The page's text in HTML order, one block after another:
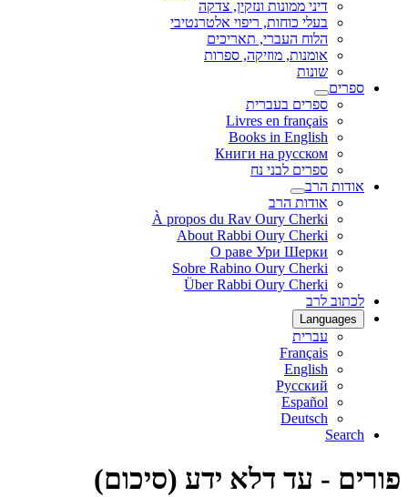
דיני ממונות ונזקין, צדקה
בעלי כוחות, ריפוי אלטרנטיבי
הלוח העברי, תאריכים
אומנות, מוזיקה, ספרות
שונות
ספרים
ספרים בעברית
Livres en français
Books in English
Книги на русском
ספרים לבני נח
אודות הרב
אודות הרב
À propos du Rav Oury Cherki
About Rabbi Oury Cherki
О раве Ури Шерки
Sobre Rabino Oury Cherki
Über Rabbi Oury Cherki
לכתוב לרב
Languages
עברית
Français
English
Русский
Español
Deutsch
Search
פורים - עד דלא ידע (סיכום)